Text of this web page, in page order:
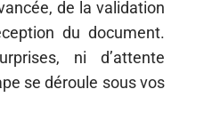
de la validation
du document.
ni d’attente
se déroule sous vos